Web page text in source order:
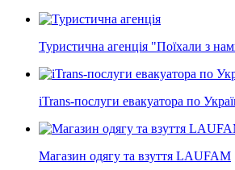
Туристична агенція "Поїхали з
iTrans-послуги евакуатора по
Магазин одягу та взуття LAUFAM